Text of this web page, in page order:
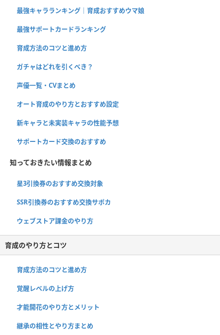
最強キャラランキング｜育成おすすめウマ娘
最強サポートカードランキング
育成方法のコツと進め方
ガチャはどれを引くべき？
声優一覧・CVまとめ
オート育成のやり方とおすすめ設定
新キャラと未実装キャラの性能予想
サポートカード交換のおすすめ
知っておきたい情報まとめ
星3引換券のおすすめ交換対象
SSR引換券のおすすめ交換サポカ
ウェブストア課金のやり方
育成のやり方とコツ
育成方法のコツと進め方
覚醒レベルの上げ方
才能開花のやり方とメリット
継承の相性とやり方まとめ